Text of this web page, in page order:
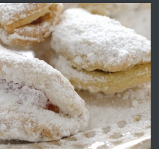
В ЦЕНТЪРА НА ГР.
преди 5 дни
гараж под наем
преди 5 дни
Магазин/Офис под наем в кв.